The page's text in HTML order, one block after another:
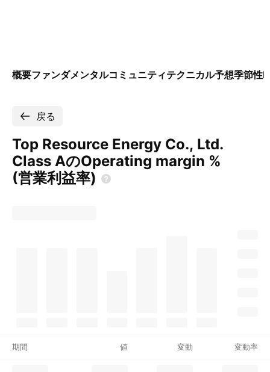
概要ファンダメンタルコミュニティテクニカル予想季節性
戻る
Top Resource Energy Co., Ltd.
Class AのOperating margin %
(営業利益率)
期間 値 変動 変動率